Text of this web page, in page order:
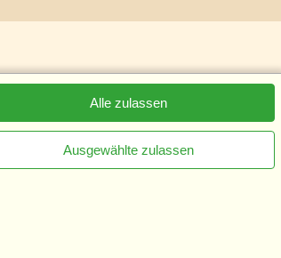
Alle zulassen
Ausgewählte zulassen